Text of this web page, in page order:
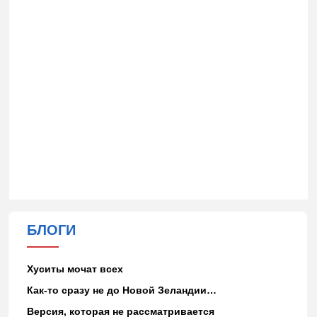
БЛОГИ
Хуситы мочат всех
Как-то сразу не до Новой Зеландии…
Версия, которая не рассматривается